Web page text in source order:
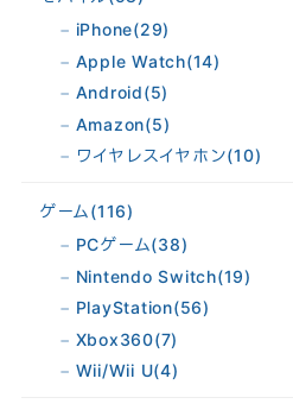
iPhone(29)
Apple Watch(14)
Android(5)
Amazon(5)
ワイヤレスイヤホン(10)
ゲーム(116)
PCゲーム(38)
Nintendo Switch(19)
PlayStation(56)
Xbox360(7)
Wii/Wii U(4)